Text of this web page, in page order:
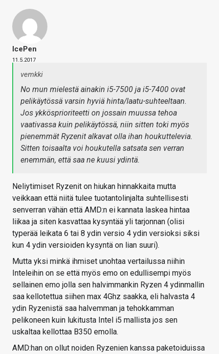
IcePen
11.5.2017
vemkki
No mun mielestä ainakin i5-7500 ja i5-7400 ovat
pelikäytössä varsin hyviä hinta/laatu-suhteeltaan.
Jos ykkösprioriteetti on jossain muussa tehoa
vaativassa kuin pelikäytössä, niin sitten toki myös
pienemmät Ryzenit alkavat olla ihan houkuttelevia.
Sitten toisaalta voi houkutella satsata sen verran
enemmän, että saa ne kuusi ydintä.
Neliytimiset Ryzenit on hiukan hinnakkaita mutta
veikkaan että niitä tulee tuotantolinjalta suhtellisesti
senverran vähän että AMD:n ei kannata laskea hintaa
liikaa ja siten kasvattaa kysyntää yli tarjonnan (olisi
typerää leikata 6 tai 8 ydin versio 4 ydin versioksi siksi
kun 4 ydin versioiden kysyntä on lian suuri).
Mutta yksi minkä ihmiset unohtaa vertailussa niihin
Inteleihin on se että myös emo on edullisempi myös
sellainen emo jolla sen halvimmankin Ryzen 4 ydinmallin
saa kellotettua siihen max 4Ghz saakka, eli halvasta 4
ydin Ryzenistä saa halvemman ja tehokkamman
pelikoneen kuin lukitusta Intel i5 mallista jos sen
uskaltaa kellottaa B350 emolla.
AMD:han on ollut noiden Ryzenien kanssa paketoiduissa